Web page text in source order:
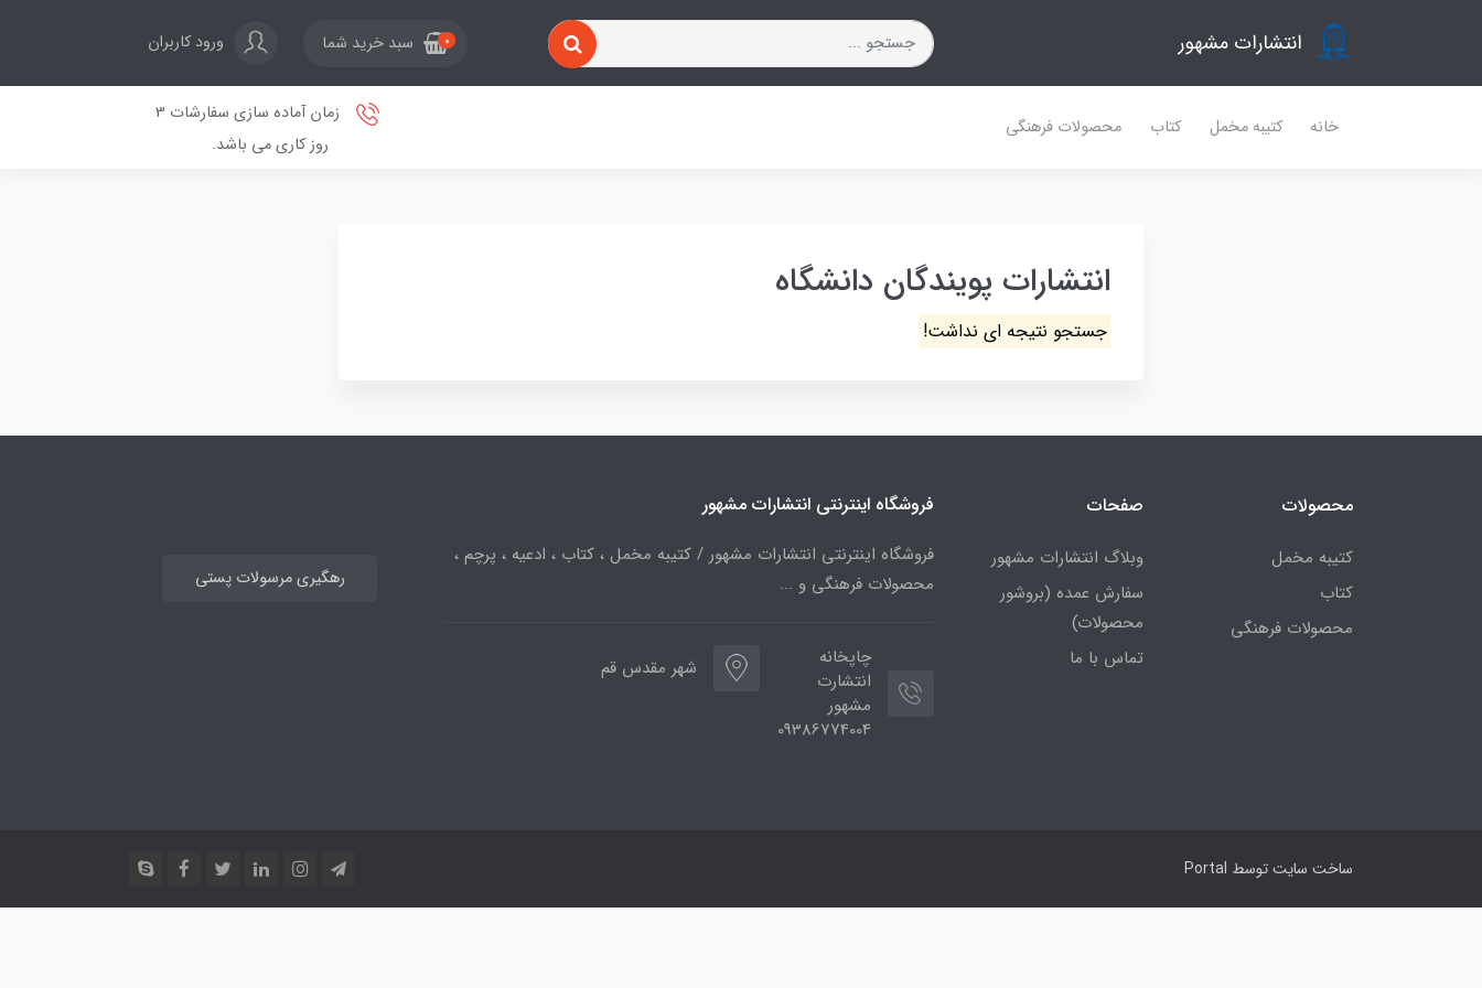
انتشارات مشهور 0 سبد خرید شما ورود کاربران
خانه کتیبه مخمل کتاب محصولات فرهنگی
زمان آماده سازی سفارشات 3
روز کاری می باشد.
انتشارات پویندگان دانشگاه
جستجو نتیجه ای نداشت!
محصولات
کتیبه مخمل
کتاب
محصولات فرهنگی
صفحات
وبلاگ انتشارات مشهور
سفارش عمده (بروشور
محصولات)
تماس با ما
فروشگاه اینترنتی انتشارات مشهور
فروشگاه اینترنتی انتشارات مشهور / کتیبه مخمل ، کتاب ، ادعیه ، پرچم ،
محصولات فرهنگی و ...
چاپخانه
انتشارت
مشهور
09386774004
شهر مقدس قم
رهگیری مرسولات پستی
ساخت سایت توسط Portal